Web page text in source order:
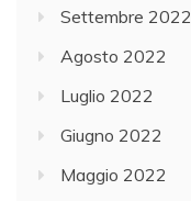
Settembre 2022
Agosto 2022
Luglio 2022
Giugno 2022
Maggio 2022